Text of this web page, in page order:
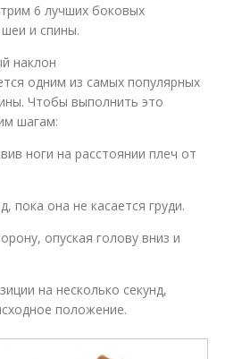
6 лучших боковых
и спины.
наклон
одним из самых популярных
Чтобы выполнить это
шагам:
ноги на расстоянии плеч от
пока она не касается груди.
опуская голову вниз и
на несколько секунд,
положение.